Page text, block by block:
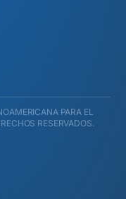
PARA EL
RESERVADOS.